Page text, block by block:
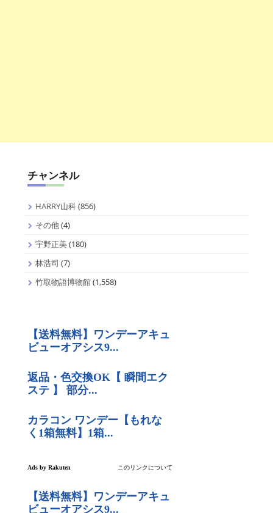
チャンネル
HARRY山科(856)
その他(4)
宇野正美(180)
林浩司 (7)
竹取物語博物館(1,558)